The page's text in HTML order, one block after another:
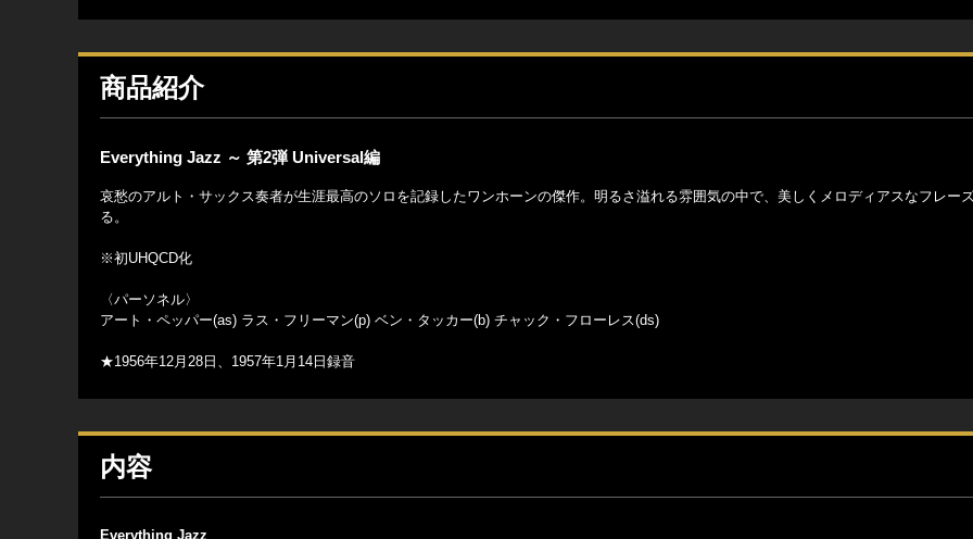
商品紹介
Everything Jazz ～ 第2弾 Universal編
哀愁のアルト・サックス奏者が生涯最高のソロを記録したワンホーンの傑作。明るさ溢れる雰囲気の中で、美しくメロディアスなフレー
る。
※初UHQCD化
〈パーソネル〉
アート・ペッパー(as) ラス・フリーマン(p) ベン・タッカー(b) チャック・フローレス(ds)
★1956年12月28日、1957年1月14日録音
内容
Everything Jazz